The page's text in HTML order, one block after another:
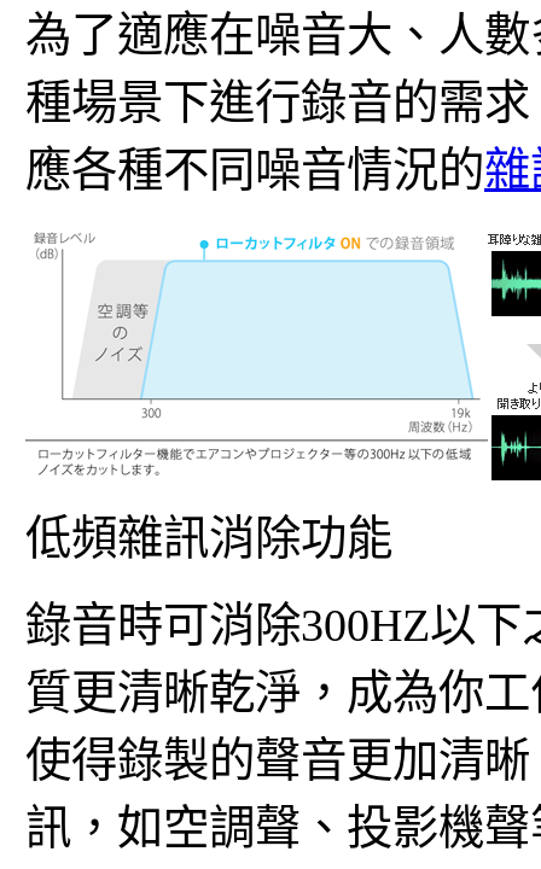
為了適應在噪音大、人
種場景下進行錄音的需
應各種不同噪音情況的
低頻雜訊消除功能
錄音時可消除300HZ以
質更清晰乾淨，成為你
使得錄製的聲音更加清
訊，如空調聲、投影機